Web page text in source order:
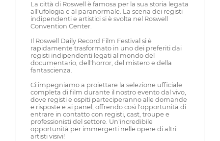
La città di Roswell è famosa per la sua storia legata
all'ufologia e al paranormale. La scena dei registi
indipendenti e artistici si è svolta nel Roswell
Convention Center.
Il Roswell Daily Record Film Festival si è
rapidamente trasformato in uno dei preferiti dai
registi indipendenti legati al mondo del
documentario, dell'horror, del mistero e della
fantascienza.
Ci impegniamo a proiettare la selezione ufficiale
completa di film durante il nostro evento dal vivo,
dove registi e ospiti parteciperanno alle domande
e risposte e ai panel, offrendo così l'opportunità di
entrare in contatto con registi, cast, troupe e
professionisti del settore. Un'incredibile
opportunità per immergerti nelle opere di altri
artisti visivi!